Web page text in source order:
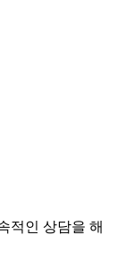
적인 상담을 해